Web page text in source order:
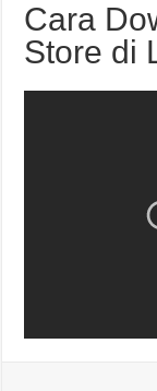
Cara
Store di